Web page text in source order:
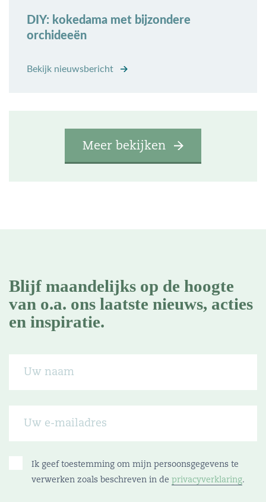
DIY: kokedama met bijzondere
orchideeën
Bekijk nieuwsbericht
Meer bekijken
Blijf maandelijks op de hoogte
van o.a. ons laatste nieuws, acties
en inspiratie.
Ik geef toestemming om mijn persoonsgegevens te
verwerken zoals beschreven in de privacyverklaring.